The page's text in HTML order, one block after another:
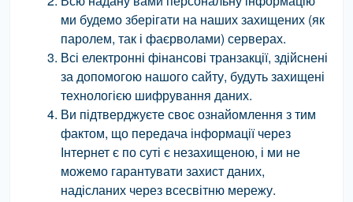
ми будемо зберігати на наших захищених (як
паролем, так і фаєрволами) серверах.
Всі електронні фінансові транзакції, здійснені
за допомогою нашого сайту, будуть захищені
технологією шифрування даних.
Ви підтверджуєте своє ознайомлення з тим
фактом, що передача інформації через
Інтернет є по суті є незахищеною, і ми не
можемо гарантувати захист даних,
надісланих через всесвітню мережу.